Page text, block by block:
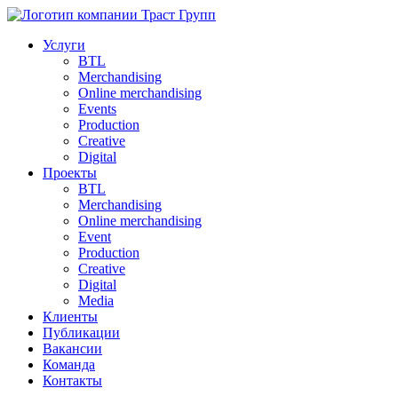
Услуги
BTL
Merchandising
Online merchandising
Events
Production
Creative
Digital
Проекты
BTL
Merchandising
Online merchandising
Event
Production
Creative
Digital
Media
Клиенты
Публикации
Вакансии
Команда
Контакты